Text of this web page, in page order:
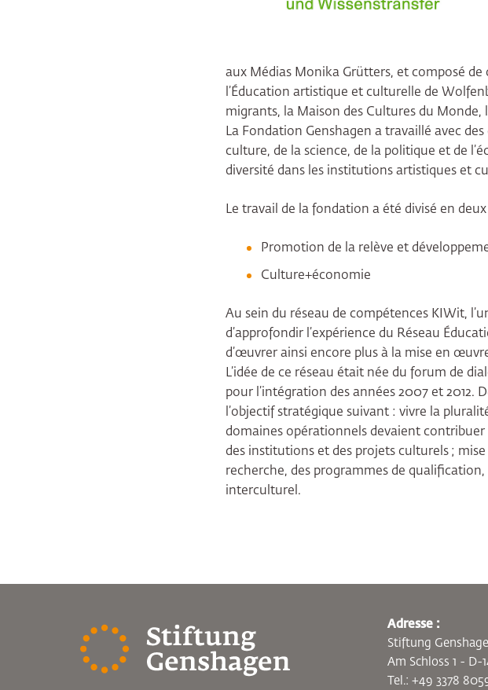
aux Médias Monika Grütters, et composé
l’Éducation artistique et culturelle de
migrants, la Maison des Cultures du Monde,
La Fondation Genshagen a travaillé avec
culture, de la science, de la politique et de
diversité dans les institutions artistiques et
Le travail de la fondation a été divisé en
Promotion de la relève et
Culture+économie
Au sein du réseau de compétences KIWit,
d’approfondir l’expérience du Réseau
d’œuvrer ainsi encore plus à la mise en
L’idée de ce réseau était née du forum de
pour l’intégration des années 2007 et 2012.
l’objectif stratégique suivant : vivre la
domaines opérationnels devaient
des institutions et des projets culturels ;
recherche, des programmes de
interculturel.
Adresse :
Stiftung
Am Schloss 1 - D-
Tel.: +49 3378